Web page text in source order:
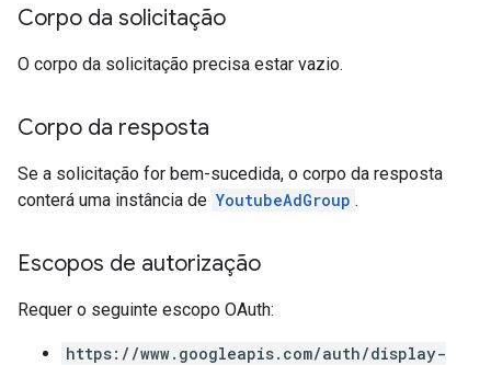
Corpo da solicitação
O corpo da solicitação precisa estar vazio.
Corpo da resposta
Se a solicitação for bem-sucedida, o corpo da resposta
conterá uma instância de YoutubeAdGroup .
Escopos de autorização
Requer o seguinte escopo OAuth:
https://www.googleapis.com/auth/display-